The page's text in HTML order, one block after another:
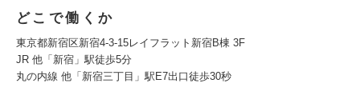
どこで働くか
東京都新宿区新宿4-3-15レイフラット新宿B棟 3F
JR 他「新宿」駅徒歩5分
丸の内線 他「新宿三丁目」駅E7出口徒歩30秒